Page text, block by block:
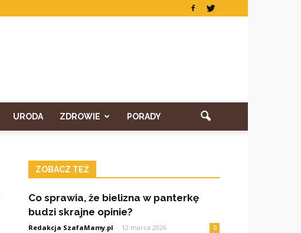
URODA ZDROWIE PORADY
ZOBACZ TEŻ
Co sprawia, że bielizna w panterkę
budzi skrajne opinie?
Redakcja SzafaMamy.pl - 12 marca 2026 0